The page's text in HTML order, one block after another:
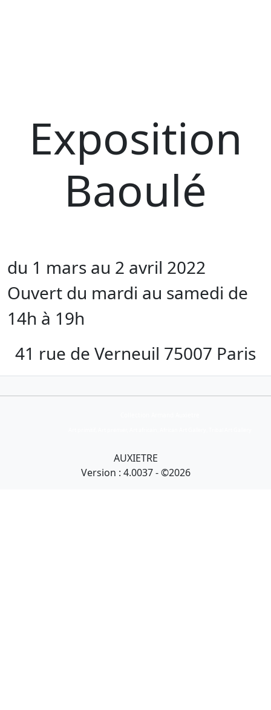
Exposition
Baoulé
du 1 mars au 2 avril 2022
Ouvert du mardi au samedi de
14h à 19h
41 rue de Verneuil 75007 Paris
AUXIETRE
Version : 4.0037 - ©2026